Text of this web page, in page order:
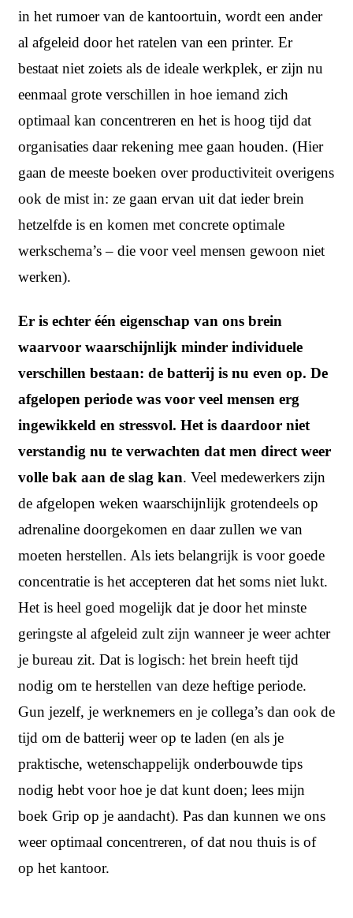
in het rumoer van de kantoortuin, wordt een ander
al afgeleid door het ratelen van een printer. Er
bestaat niet zoiets als de ideale werkplek, er zijn nu
eenmaal grote verschillen in hoe iemand zich
optimaal kan concentreren en het is hoog tijd dat
organisaties daar rekening mee gaan houden. (Hier
gaan de meeste boeken over productiviteit overigens
ook de mist in: ze gaan ervan uit dat ieder brein
hetzelfde is en komen met concrete optimale
werkschema’s – die voor veel mensen gewoon niet
werken).
Er is echter één eigenschap van ons brein
waarvoor waarschijnlijk minder individuele
verschillen bestaan: de batterij is nu even op. De
afgelopen periode was voor veel mensen erg
ingewikkeld en stressvol. Het is daardoor niet
verstandig nu te verwachten dat men direct weer
volle bak aan de slag kan. Veel medewerkers zijn
de afgelopen weken waarschijnlijk grotendeels op
adrenaline doorgekomen en daar zullen we van
moeten herstellen. Als iets belangrijk is voor goede
concentratie is het accepteren dat het soms niet lukt.
Het is heel goed mogelijk dat je door het minste
geringste al afgeleid zult zijn wanneer je weer achter
je bureau zit. Dat is logisch: het brein heeft tijd
nodig om te herstellen van deze heftige periode.
Gun jezelf, je werknemers en je collega’s dan ook de
tijd om de batterij weer op te laden (en als je
praktische, wetenschappelijk onderbouwde tips
nodig hebt voor hoe je dat kunt doen; lees mijn
boek Grip op je aandacht). Pas dan kunnen we ons
weer optimaal concentreren, of dat nou thuis is of
op het kantoor.